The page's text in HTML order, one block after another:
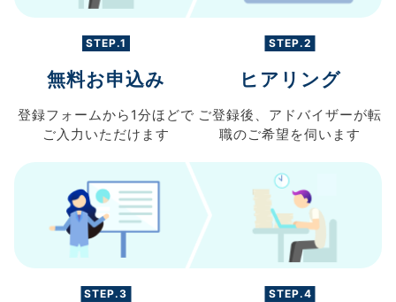
STEP.1
無料お申込み
登録フォームから 1分ほどで
ご入力 いただけます
STEP.2
ヒアリング
ご登録後、 アドバイザーが転
職のご希望を伺います
STEP.3 STEP.4